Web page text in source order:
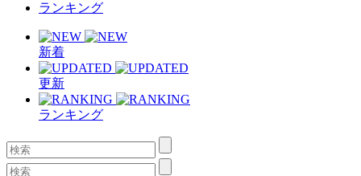
ランキング
新着
更新
ランキング